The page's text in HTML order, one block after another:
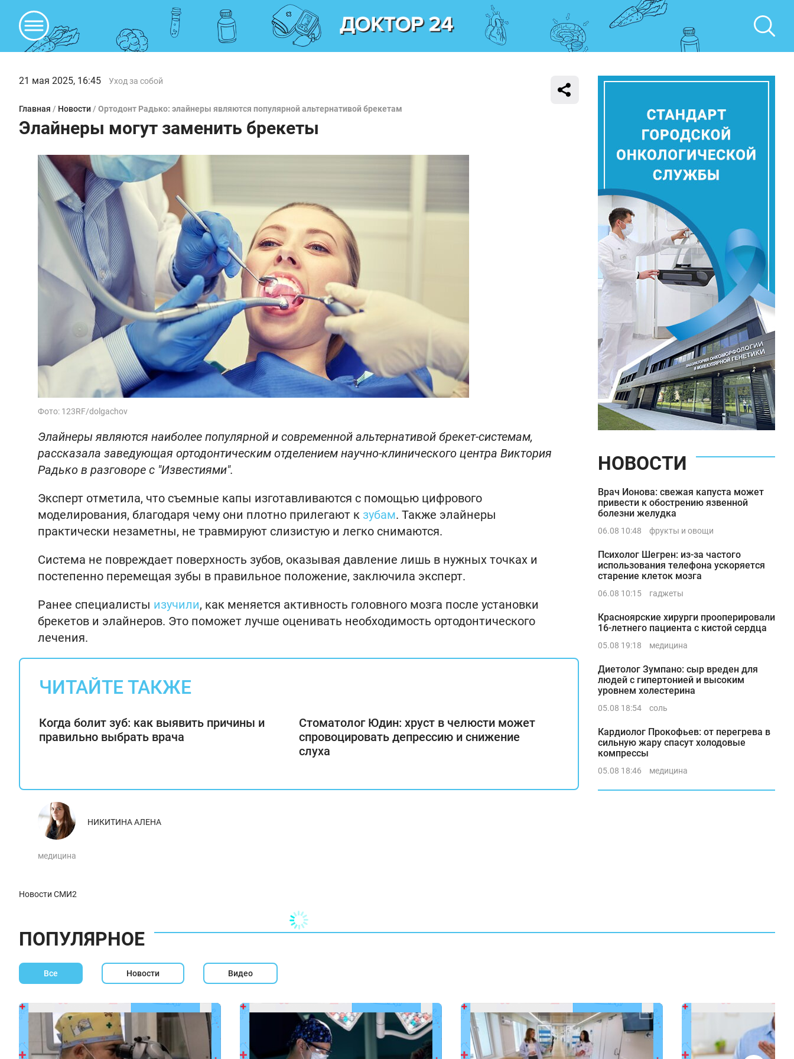
21 мая 2025, 16:45 Уход за собой
Главная / Новости / Ортодонт Радько: элайнеры являются популярной альтернативой брекетам
Элайнеры могут заменить брекеты
Фото: 123RF/dolgachov
Элайнеры являются наиболее популярной и современной альтернативой брекет-системам,
рассказала заведующая ортодонтическим отделением научно-клинического центра Виктория
Радько в разговоре с "Известиями".
Эксперт отметила, что съемные капы изготавливаются с помощью цифрового
моделирования, благодаря чему они плотно прилегают к зубам. Также элайнеры
практически незаметны, не травмируют слизистую и легко снимаются.
Система не повреждает поверхность зубов, оказывая давление лишь в нужных точках и
постепенно перемещая зубы в правильное положение, заключила эксперт.
Ранее специалисты изучили, как меняется активность головного мозга после установки
брекетов и элайнеров. Это поможет лучше оценивать необходимость ортодонтического
лечения.
ЧИТАЙТЕ ТАКЖЕ
Когда болит зуб: как выявить причины и
правильно выбрать врача
Стоматолог Юдин: хруст в челюсти может
спровоцировать депрессию и снижение
слуха
НИКИТИНА АЛЕНА
медицина
Новости СМИ2
НОВОСТИ
Врач Ионова: свежая капуста может
привести к обострению язвенной
болезни желудка
06.08 10:48 фрукты и овощи
Психолог Шегрен: из-за частого
использования телефона ускоряется
старение клеток мозга
06.08 10:15 гаджеты
Красноярские хирурги прооперировали
16-летнего пациента с кистой сердца
05.08 19:18 медицина
Диетолог Зумпано: сыр вреден для
людей с гипертонией и высоким
уровнем холестерина
05.08 18:54 соль
Кардиолог Прокофьев: от перегрева в
сильную жару спасут холодовые
компрессы
05.08 18:46 медицина
ПОПУЛЯРНОЕ
Все Новости Видео